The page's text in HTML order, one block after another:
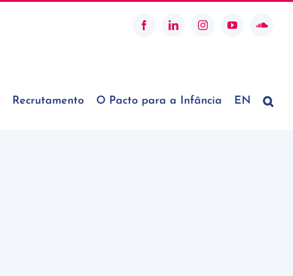
FacebookLinkedInInstagramYouTube
Recrutamento O Pacto para a Infância EN